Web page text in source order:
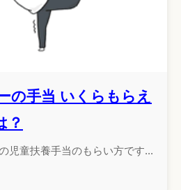
の手当 いくらもらえ
？
児童扶養手当のもらい方です...